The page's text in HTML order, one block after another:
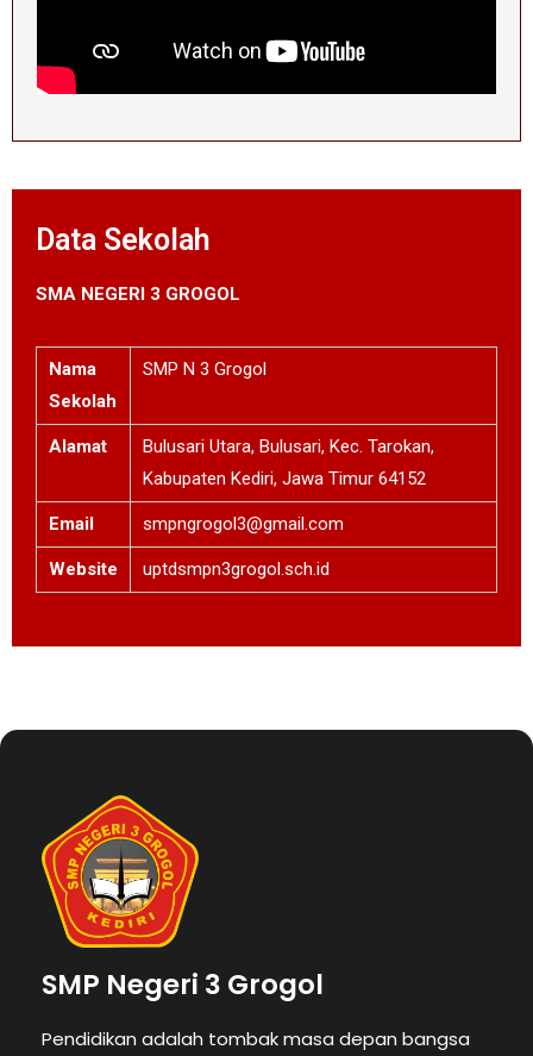
Data Sekolah
SMA NEGERI 3 GROGOL
Nama
Sekolah
SMP N 3 Grogol
Alamat
Bulusari Utara, Bulusari, Kec. Tarokan,
Kabupaten Kediri, Jawa Timur 64152
Email smpngrogol3@gmail.com
Website uptdsmpn3grogol.sch.id
SMP Negeri 3 Grogol
Pendidikan adalah tombak masa depan bangsa